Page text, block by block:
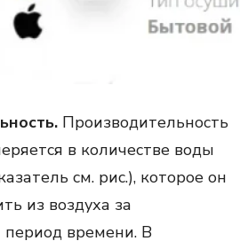
Производительность
в количестве воды
см. рис.), которое он
из воздуха за
времени. В